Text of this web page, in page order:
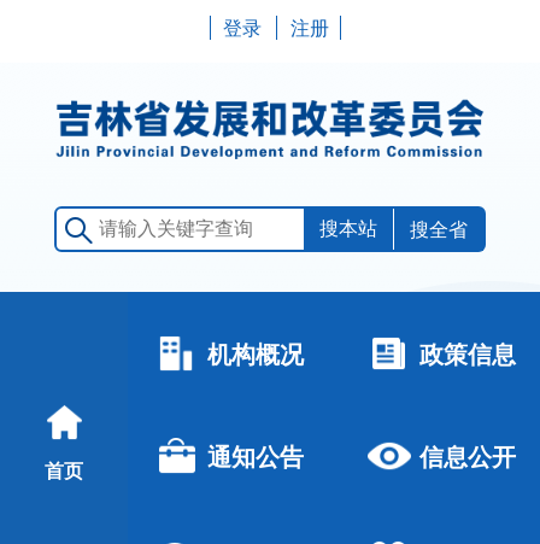
登录 注册
搜全省
首页
机构概况 政策信息
通知公告 信息公开